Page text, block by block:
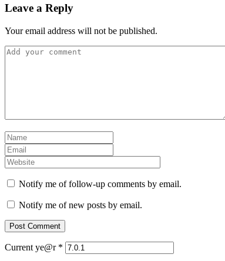
Leave a Reply
Your email address will not be published.
Notify me of follow-up comments by email.
Notify me of new posts by email.
Current ye@r *